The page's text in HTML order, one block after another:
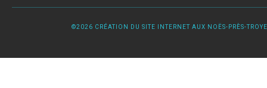
©2026 CRÉATION DU SITE INTERNET AUX NOËS-PRÈS-